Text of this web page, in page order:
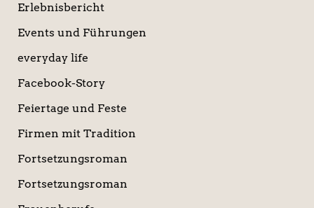
Erlebnisbericht
Events und Führungen
everyday life
Facebook-Story
Feiertage und Feste
Firmen mit Tradition
Fortsetzungsroman
Fortsetzungsroman